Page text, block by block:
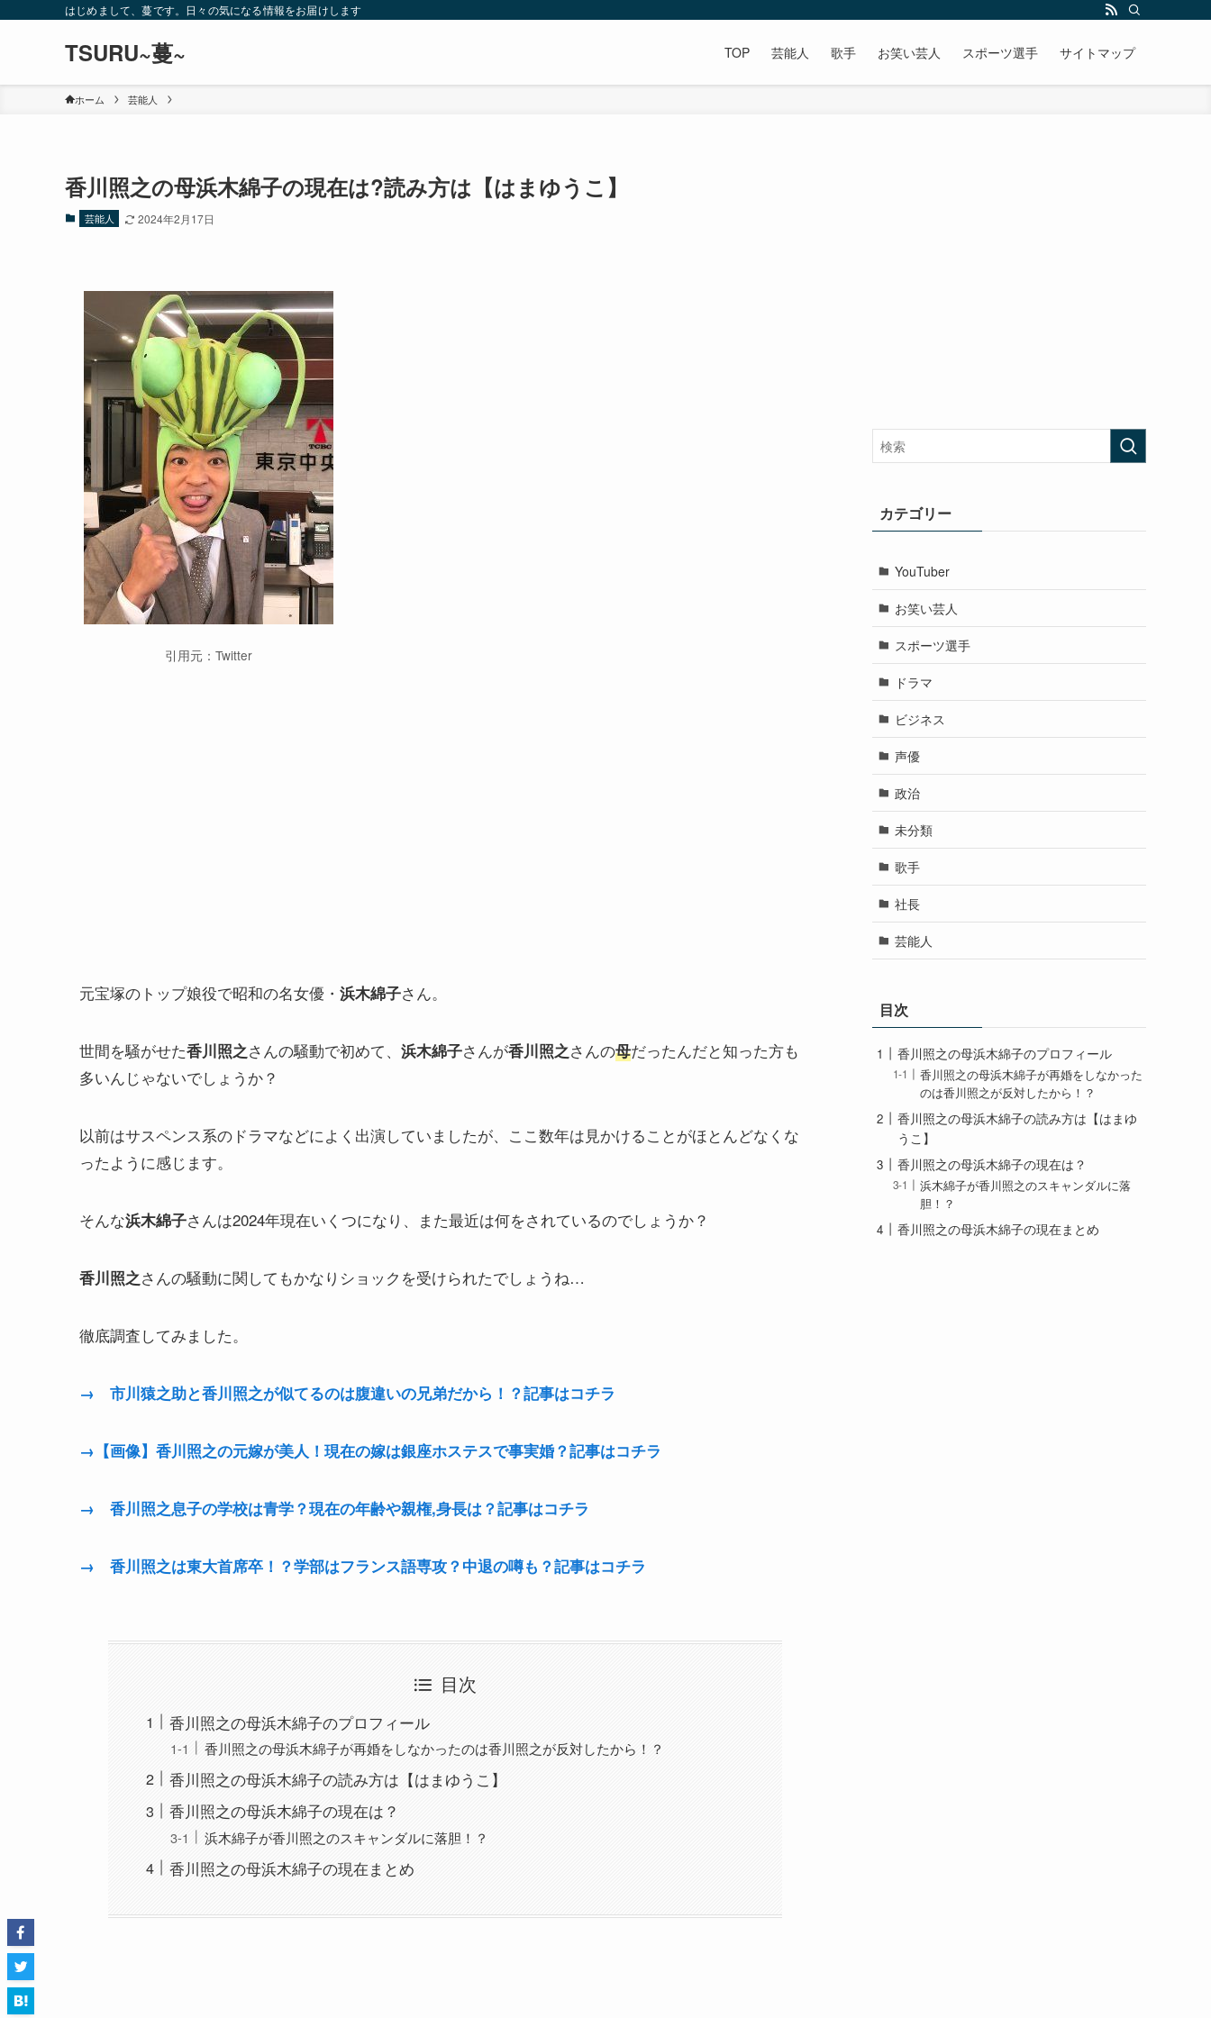
はじめまして、蔓です。日々の気になる情報をお届けします
TSURU~蔓~ TOP 芸能人 歌手 お笑い芸人 スポーツ選手 サイトマップ
ホーム 芸能人
香川照之の母浜木綿子の現在は?読み方は【はまゆうこ】
芸能人 2024年2月17日
引用元：Twitter
元宝塚のトップ娘役で昭和の名女優・ 浜木綿子さん。
世間を騒がせた香川照之さんの騒動で初めて、 浜木綿子さんが香川照之さんの母だったんだと知った方も
多いんじゃないでしょうか？
以前はサスペンス系のドラマなどによく出演していましたが、ここ数年は見かけることがほとんどなくな
ったように感じます。
そんな浜木綿子さんは2024年現在いくつになり、また最近は何をされているのでしょうか？
香川照之さんの騒動に関してもかなりショックを受けられたでしょうね…
徹底調査してみました。
→ 市川猿之助と香川照之が似てるのは腹違いの兄弟だから！？記事はコチラ
→【画像】香川照之の元嫁が美人！現在の嫁は銀座ホステスで事実婚？記事はコチラ
→ 香川照之息子の学校は青学？現在の年齢や親権,身長は？記事はコチラ
→ 香川照之は東大首席卒！？学部はフランス語専攻？中退の噂も？記事はコチラ
目次
香川照之の母浜木綿子のプロフィール
香川照之の母浜木綿子が再婚をしなかったのは香川照之が反対したから！？
香川照之の母浜木綿子の読み方は【はまゆうこ】
香川照之の母浜木綿子の現在は？
浜木綿子が香川照之のスキャンダルに落胆！？
香川照之の母浜木綿子の現在まとめ
カテゴリー
YouTuber
お笑い芸人
スポーツ選手
ドラマ
ビジネス
声優
政治
未分類
歌手
社長
芸能人
目次
香川照之の母浜木綿子のプロフィール
香川照之の母浜木綿子が再婚をしなかった
のは香川照之が反対したから！？
香川照之の母浜木綿子の読み方は【はまゆ
うこ】
香川照之の母浜木綿子の現在は？
浜木綿子が香川照之のスキャンダルに落
胆！？
香川照之の母浜木綿子の現在まとめ